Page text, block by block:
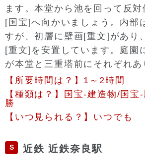
ます。本堂から池を回って反
[国宝]へ向かいましょう。内部
すが、初層に壁画[重文]があり
[重文]を安置しています。庭園
が本堂と三重塔前にそれぞれあ
【所要時間は？】1～2時間
【種類は？】国宝-建造物/国宝
勝
【いつ見られる？】いつでも
S 近鉄 近鉄奈良駅